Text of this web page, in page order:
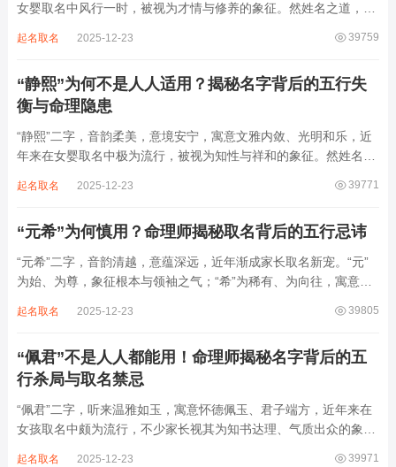
女婴取名中风行一时，被视为才情与修养的象征。然姓名之道，贵
增心力。细察“睿雅”之局，实藏金水成势、火土受制之患，若不顾
39759
起名取名 2025-12-23
“静熙”为何不是人人适用？揭秘名字背后的五行失
衡与命理隐患
“静熙”二字，音韵柔美，意境安宁，寓意文雅内敛、光明和乐，近
年来在女婴取名中极为流行，被视为知性与祥和的象征。然姓名命
象，实藏金水偏寒、火气受制之弊，若不顾八字强弱，盲目套用，
39771
起名取名 2025-12-23
“元希”为何慎用？命理师揭秘取名背后的五行忌讳
“元希”二字，音韵清越，意蕴深远，近年渐成家长取名新宠。“元”
为始、为尊，象征根本与领袖之气；“希”为稀有、为向往，寓意卓
象。然姓名非止文雅，实为命理气场之枢纽。一字之选，关乎运途
39805
起名取名 2025-12-23
“佩君”不是人人都能用！命理师揭秘名字背后的五
行杀局与取名禁忌
“佩君”二字，听来温雅如玉，寓意怀德佩玉、君子端方，近年来在
女孩取名中颇为流行，不少家长视其为知书达理、气质出众的象
39971
起名取名 2025-12-23